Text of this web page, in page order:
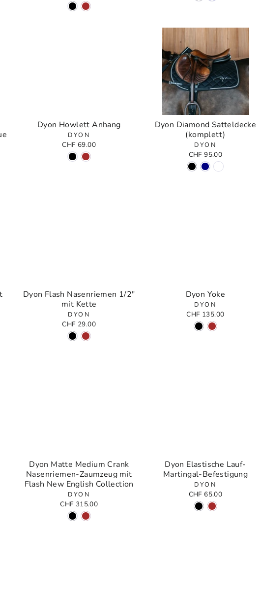
Dyon Howlett Anhang
DYON
CHF 69.00
Dyon Diamond Satteldecke
(komplett)
DYON
CHF 95.00
Dyon Flash Nasenriemen 1/2"
mit Kette
DYON
CHF 29.00
Dyon Yoke
DYON
CHF 135.00
Dyon Matte Medium Crank
Nasenriemen-Zaumzeug mit
Flash New English Collection
DYON
CHF 315.00
Dyon Elastische Lauf-
Martingal-Befestigung
DYON
CHF 65.00